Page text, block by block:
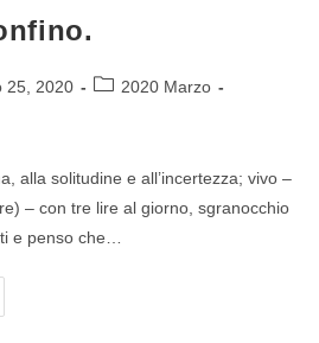
25, 2020
2020 Marzo
alla solitudine e all’incertezza; vivo –
– con tre lire al giorno, sgranocchio
e penso che…